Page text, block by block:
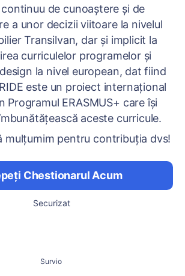
de cunoaștere și de
a unor decizii viitoare la nivelul
Transilvan, dar și implicit la
curriculelor programelor și
la nivel european, dat fiind
este un proiect internațional
Programul ERASMUS+ care își
aceste curricule.
mulțumim pentru contribuția dvs!
Chestionarul Acum
Securizat
Survio